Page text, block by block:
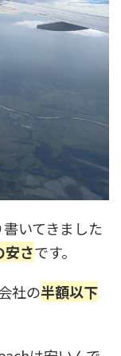
いてきました
安さです。
社の半額以下